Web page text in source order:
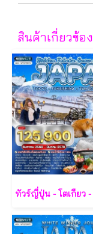
สินค้าเกี่ยวข้อง